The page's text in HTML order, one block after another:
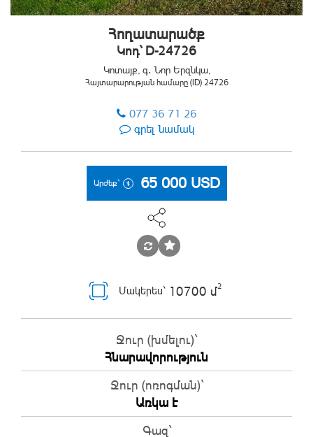
Հողատարածք
Կոդ` D-24726
Կոտայք, գ․ Նոր Երզնկա,
Հայտարարության համարը (ID) 24726
077 36 71 26
գրել նամակ
Արժեք` 65 000 USD
Մակերես` 10700 մ2
Ջուր (խմելու)`
Հնարավորություն
Ջուր (ոռոգման)`
Առկա է
Գազ`